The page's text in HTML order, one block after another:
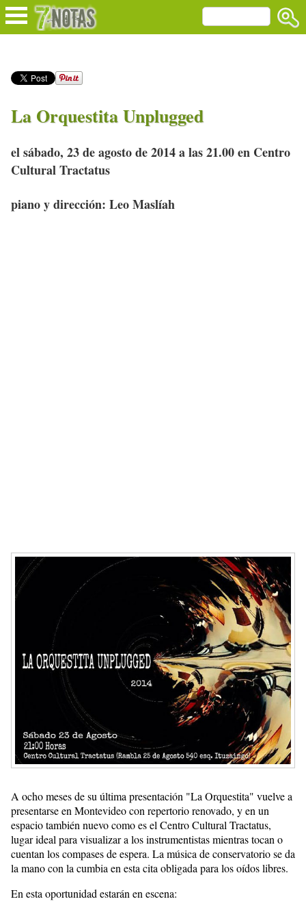
La Orquestita Unplugged
el sábado, 23 de agosto de 2014 a las 21.00 en Centro
Cultural Tractatus
piano y dirección: Leo Maslíah
A ocho meses de su última presentación "La Orquestita" vuelve a
presentarse en Montevideo con repertorio renovado, y en un
espacio también nuevo como es el Centro Cultural Tractatus,
lugar ideal para visualizar a los instrumentistas mientras tocan o
cuentan los compases de espera. La música de conservatorio se da
la mano con la cumbia en esta cita obligada para los oídos libres.
En esta oportunidad estarán en escena: